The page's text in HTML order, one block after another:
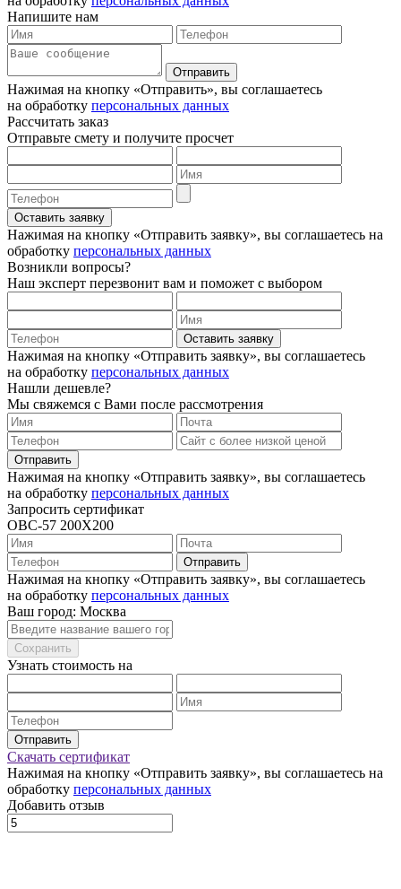
Напишите нам
Отправить
Нажимая на кнопку «Отправить», вы соглашаетесь
на обработку персональных данных
Рассчитать заказ
Отправьте смету и получите просчет
Оставить заявку
Нажимая на кнопку «Отправить заявку», вы соглашаетесь на
обработку персональных данных
Возникли вопросы?
Наш эксперт перезвонит вам и поможет с выбором
Оставить заявку
Нажимая на кнопку «Отправить заявку», вы соглашаетесь
на обработку персональных данных
Нашли дешевле?
Мы свяжемся с Вами после рассмотрения
Отправить
Нажимая на кнопку «Отправить заявку», вы соглашаетесь
на обработку персональных данных
Запросить сертификат
ОВС-57 200X200
Отправить
Нажимая на кнопку «Отправить заявку», вы соглашаетесь
на обработку персональных данных
Ваш город: Москва
Сохранить
Узнать стоимость на
Отправить
Скачать сертификат
Нажимая на кнопку «Отправить заявку», вы соглашаетесь на
обработку персональных данных
Добавить отзыв